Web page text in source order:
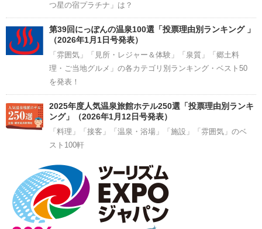
つ星の宿プラチナ」は？
第39回にっぽんの温泉100選「投票理由別ランキング 」
（2026年1月1日号発表）
「雰囲気」「見所・レジャー＆体験」「泉質」「郷土料
理・ご当地グルメ」の各カテゴリ別ランキング・ベスト50
を発表！
2025年度人気温泉旅館ホテル250選「投票理由別ランキ
ング」（2026年1月12日号発表）
「料理」「接客」「温泉・浴場」「施設」「雰囲気」のベ
スト100軒